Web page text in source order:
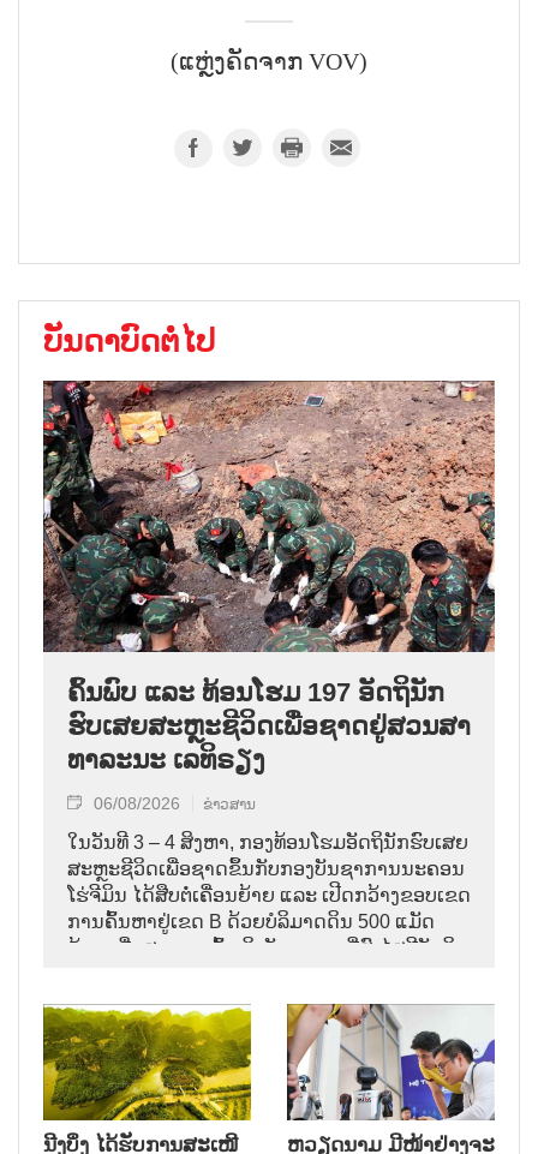
(ແຫຼ່ງຄັດຈາກ VOV)
ບັນດາບົດຕໍ່ໄປ
ຄົ້ນ​ພົບ ແລະ ທ້ອນ​ໂຮມ 197 ອັດ​ຖິ​ນັກ​
ຮົບ​ເສຍ​ສະຫຼະ​ຊີ​ວິດ​ເພື່ອ​ຊາດ​ຢູ່​ສວນ​ສາ​
ທາ​ລະ​ນະ ເລ​ທິ​ຣຽງ
06/08/2026 ຂ່າວສານ
ໃນ​ວັນ​ທີ 3 – 4 ສິງ​ຫາ, ກອງ​ທ້ອນ​ໂຮມ​ອັດ​ຖິ​ນັກ​ຮົບ​ເສຍ​
ສະຫຼະ​ຊີ​ວິດ​ເພື່ອ​ຊາດ​ຂຶ້ນ​ກັບ​ກອງ​ບັນ​ຊາ​ການ​ນະ​ຄອນ ​
ໂຮ່​ຈີ​ມິນ ໄດ້​ສືບ​ຕໍ່​ເຄື່ອນ​ຍ້າຍ ແລະ ເປີດກວ້າງ​ຂອບ​ເຂດ​
ການ​ຄົ້ນ​ຫາຢູ່​ເຂດ B ດ້ວຍບໍລິມາດ​ດິນ 500 ແມັດ​
ກ້ອນ ເພື່ອ​ສາມາດເຂົ້າ​ເຖິງ​ບັນ​ດາ​ເຂດ​ທີ່​ສົງ​ໄສ​ມີ​ອັດ​ຖິ​
ນີງບິ່ງ ໄດ້ຮັບການສະເໜີ ຫວຽດນາມ ມີໜ້າຢ່າງຈະ